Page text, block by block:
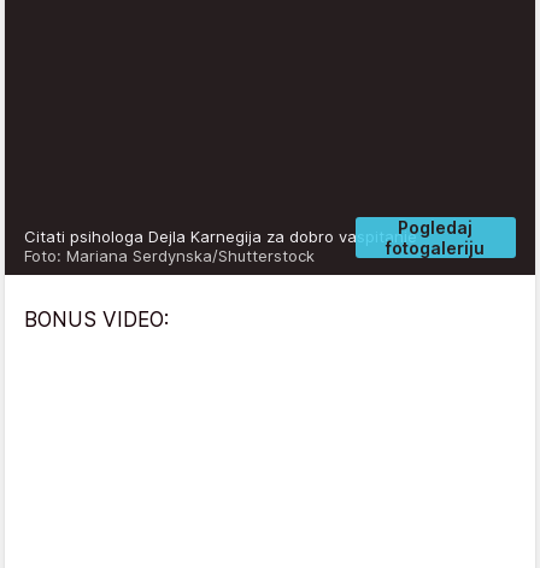
Pogledaj
fotogaleriju
Citati psihologa Dejla Karnegija za dobro vaspitanje
Foto: Mariana Serdynska/Shutterstock
BONUS VIDEO: